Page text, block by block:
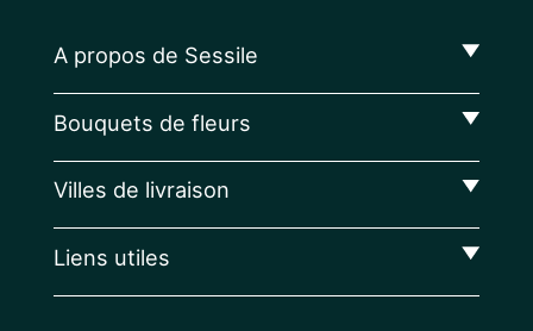
A propos de Sessile
Bouquets de fleurs
Villes de livraison
Liens utiles